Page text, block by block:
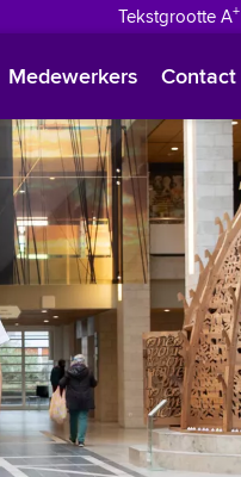
Tekstgrootte A+
Polski
Türkçe
Arabisch
Medewerkers Contact